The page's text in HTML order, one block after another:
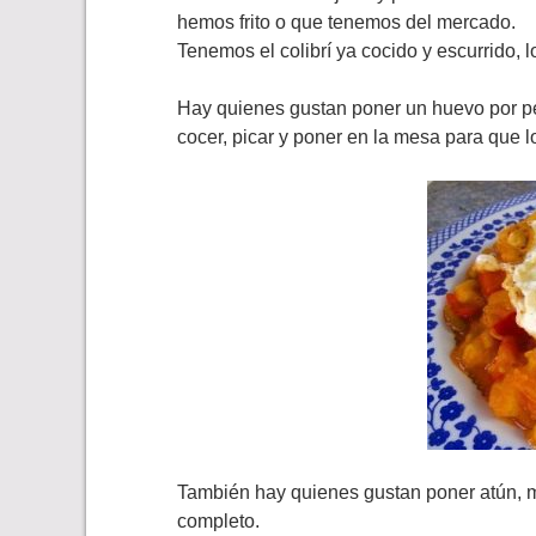
hemos frito o que tenemos del mercado.
Tenemos el colibrí ya cocido y escurrido,
Hay quienes gustan poner un huevo por
cocer, picar y poner en la mesa para que
También hay quienes gustan poner atún,
completo.